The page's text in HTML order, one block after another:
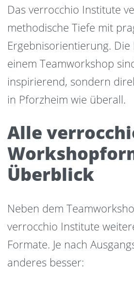
Das verrocchio Institute
methodische Tiefe mit
Ergebnisorientierung. Die
einem Teamworkshop
inspirierend, sondern
in Pforzheim wie überall.
Alle
Überblick
Neben dem
verrocchio Institute
Formate. Je nach
anderes besser: